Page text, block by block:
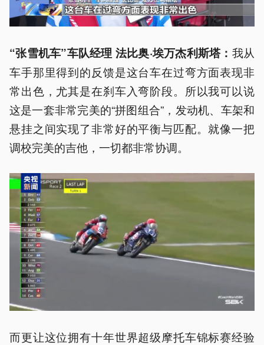
“张雪机车”车队经理 法比奥·埃万杰利斯塔： 我从
车手那里得到的反馈是这台车在过弯方面表现非
常出色，尤其是在刹车入弯阶段。所以我可以说
这是一套非常完美的“拼图组合”，发动机、车架和
悬挂之间实现了非常好的平衡与匹配。就像一把
调校完美的吉他，一切都非常协调。
而更让这位拥有十年世界超级摩托车锦标赛经验